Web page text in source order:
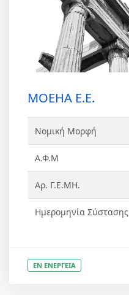
MOEHA Ε.Ε.
Νομική Μορφή
Α.Φ.Μ
Αρ. Γ.Ε.ΜΗ.
Ημερομηνία Σύστασης
ΕΝ ΕΝΕΡΓΕΙΑ